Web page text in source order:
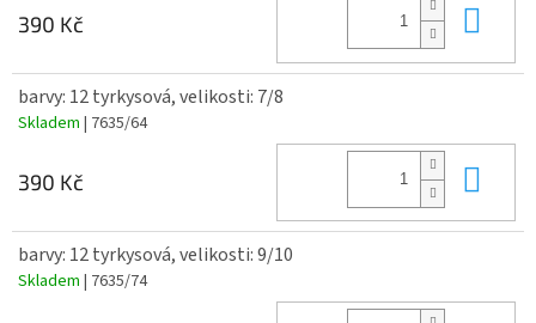
390 Kč
barvy: 12 tyrkysová, velikosti: 7/8
Skladem | 7635/64
390 Kč
barvy: 12 tyrkysová, velikosti: 9/10
Skladem | 7635/74